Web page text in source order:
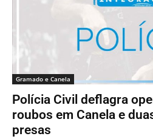
Gramado e Canela
Polícia Civil deflagra
roubos em Canela e
presas